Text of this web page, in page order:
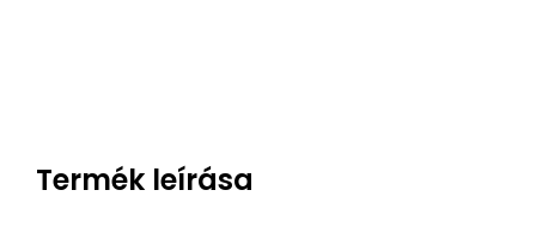
Termék leírása